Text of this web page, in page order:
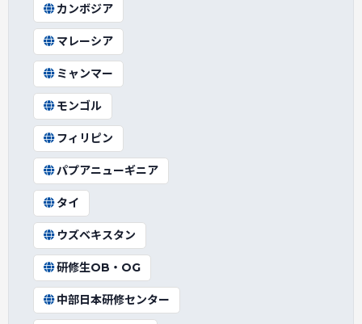
カンボジア
マレーシア
ミャンマー
モンゴル
フィリピン
パプアニューギニア
タイ
ウズベキスタン
研修生OB・OG
中部日本研修センター